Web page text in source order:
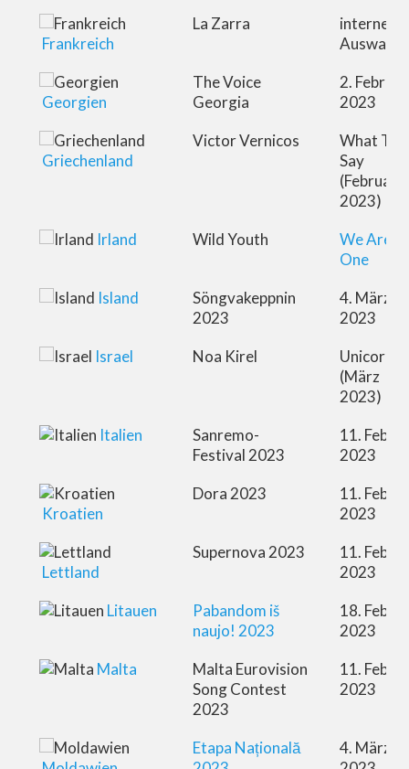
Frankreich
La Zarra
interne
Auswahl
Georgien
The Voice
Georgia
2. Februar
2023
Griechenland
Victor Vernicos
What
Say
(Februar
2023)
Irland
Wild Youth
We Are
One
Island
Söngvakeppnin
2023
4. März
2023
Israel
Noa Kirel
Unicorn
(März
2023)
Italien
Sanremo-
Festival 2023
11.
2023
Kroatien
Dora 2023
11.
2023
Lettland
Supernova 2023
11.
2023
Litauen
Pabandom iš
naujo! 2023
18.
2023
Malta
Malta Eurovision
Song Contest
2023
11.
2023
Etapa Națională
4. März